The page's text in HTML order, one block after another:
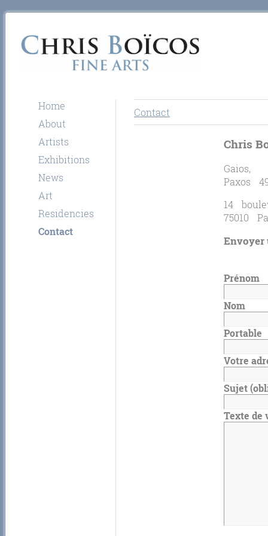
Contact
Chris
Gaios,
Paxos
14
75010
Envoyer
Prénom
Nom
Portable
Votre
Sujet
Texte de
Home
About
Artists
Exhibitions
News
Art
Residencies
Contact